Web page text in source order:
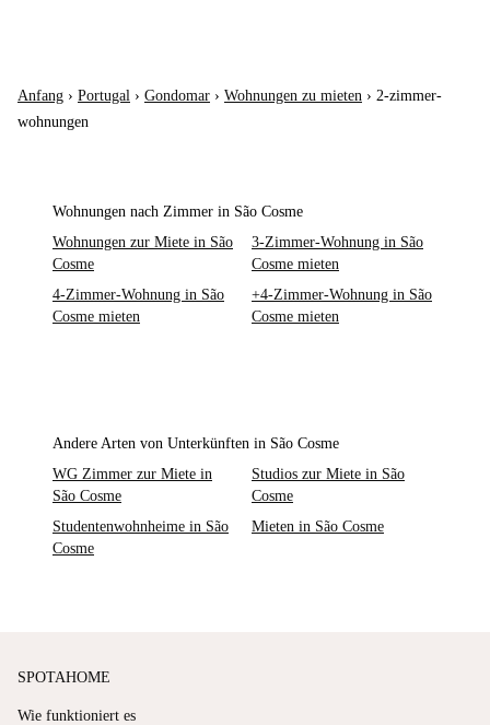
Anfang › Portugal › Gondomar › Wohnungen zu mieten › 2-zimmer-
wohnungen
Wohnungen nach Zimmer in São Cosme
Wohnungen zur Miete in São
Cosme
3-Zimmer-Wohnung in São
Cosme mieten
4-Zimmer-Wohnung in São
Cosme mieten
+4-Zimmer-Wohnung in São
Cosme mieten
Andere Arten von Unterkünften in São Cosme
WG Zimmer zur Miete in
São Cosme
Studios zur Miete in São
Cosme
Studentenwohnheime in São
Cosme
Mieten in São Cosme
SPOTAHOME
Wie funktioniert es